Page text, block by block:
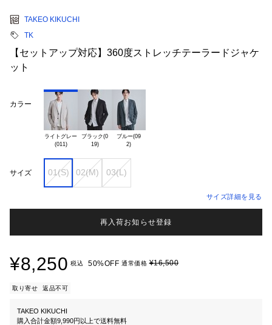
TAKEO KIKUCHI
TK
【セットアップ対応】360度ストレッチテーラードジャケ
ット
カラー
ライトグレー
(011)
ブラック(0
19)
ブルー(09
サイズ 01(S) 02(M) 03(L)
サイズ詳細を見る
再入荷お知らせ登録
¥8,250 税込 50%OFF 通常価格¥16,500
取り寄せ 返品不可
TAKEO KIKUCHI
購入合計金額9,990円以上で送料無料